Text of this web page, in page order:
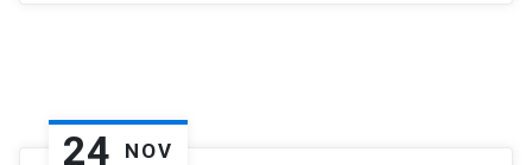
24 NOV